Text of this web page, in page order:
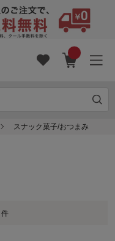
スナック菓子/おつまみ
件